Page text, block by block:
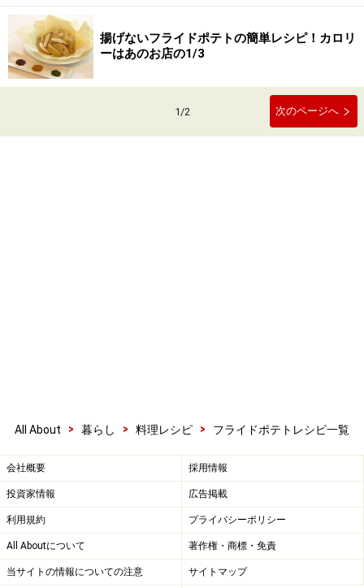
揚げないフライドポテトの簡単レシピ！カロリ
ーはあのお店の1/3
1/2 次のページへ
All About > 暮らし > 料理レシピ > フライドポテトレシピ一覧
会社概要 採用情報
投資家情報 広告掲載
利用規約 プライバシーポリシー
All Aboutについて 著作権・商標・免責
当サイトの情報についての注意 サイトマップ